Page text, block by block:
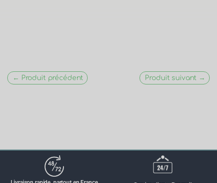
← Produit précédent Produit suivant →